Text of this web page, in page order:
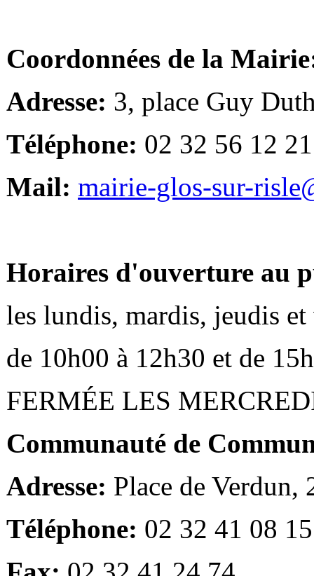
Coordonnées de la
Adresse: 3, place Guy
Téléphone: 02 32 56 12 21
Mail: mairie-glos-sur-
Horaires d'ouverture au
les lundis, mardis, jeudis et
de 10h00 à 12h30 et de
FERMÉE LES
Communauté de
Adresse: Place de Verdun,
Téléphone: 02 32 41 08 15